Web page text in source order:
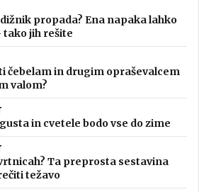
propada? Ena napaka lahko
jih rešite
čebelam in drugim opraševalcem
valom?
in cvetele bodo vse do zime
Ta preprosta sestavina
težavo